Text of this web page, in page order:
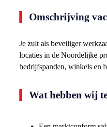
Omschrijving
Je zult als beveiliger
locaties in de Noordelijke
bedrijfspanden, winkels en
Wat hebben wij